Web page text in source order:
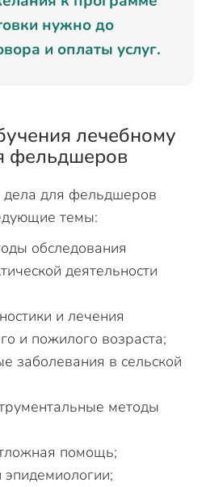
нужно до
и оплаты услуг.
лечебному
фельдшеров
дела для фельдшеров
темы:
обследования
деятельности
и лечения
и пожилого возраста;
заболевания в сельской
методы
помощь;